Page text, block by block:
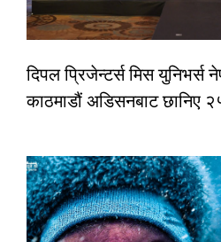
दिपल प्रिजेन्टर्स मिस युनिभर्स
काठमाडौं अडिसनबाट छानिए